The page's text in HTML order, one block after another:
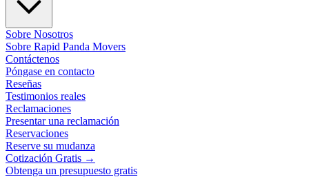
Sobre Nosotros
Sobre Rapid Panda Movers
Contáctenos
Póngase en contacto
Reseñas
Testimonios reales
Reclamaciones
Presentar una reclamación
Reservaciones
Reserve su mudanza
Cotización Gratis →
Obtenga un presupuesto gratis